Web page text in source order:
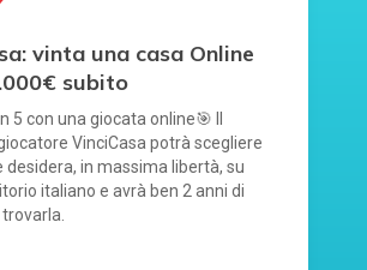
vinta una casa Online
subito
5 con una giocata online🎯 Il
VinciCasa potrà scegliere
desidera, in massima libertà, su
italiano e avrà ben 2 anni di